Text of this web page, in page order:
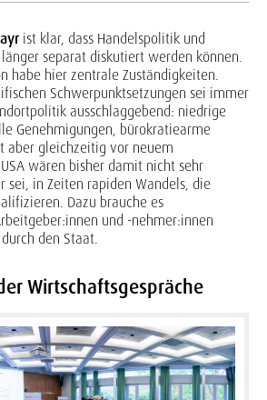
ist klar, dass Handelspolitik und
separat diskutiert werden können.
habe hier zentrale Zuständigkeiten.
Schwerpunktsetzungen sei immer
ausschlaggebend: niedrige
Genehmigungen, bürokratiearme
aber gleichzeitig vor neuem
wären bisher damit nicht sehr
sei, in Zeiten rapiden Wandels, die
Dazu brauche es
und -nehmer:innen
den Staat.
Wirtschaftsgespräche